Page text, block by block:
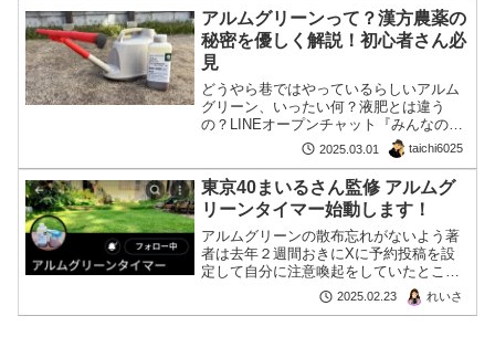
アルムグリーンって？漢方農薬の
秘密を優しく解説！初心者さん必
見
どうやら巷ではやっているらしいアルム
グリーン、いったい何？液肥とは違う
の？LINEオープンチャット『みんなの芝
生広場』の管理者でもあるtaichi6025さん
が解説してくれました！
2025.03.01 taichi6025
東京40まいるさん監修 アルムグ
リーンタイマー始動します！
アルムグリーンの散布忘れがないよう著
者は去年２週間おきにXに予約投稿を設
定して自分に注意喚起をしていたところ
一部のフォローワーの評判に(?)。今年は
それを『シバノワ』企画に！命名アルム
2025.02.23 れいさ